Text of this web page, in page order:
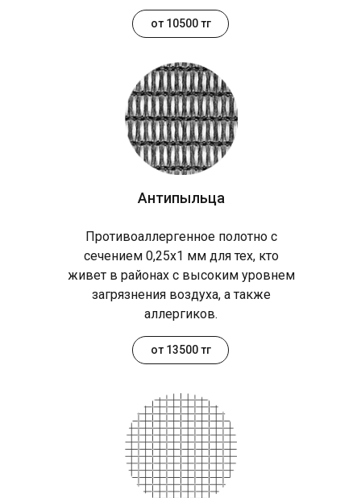
Антипыльца
Противоаллергенное полотно с
сечением 0,25х1 мм для тех, кто
живет в районах с высоким уровнем
загрязнения воздуха, а также
аллергиков.
от 13500 тг
от 10500 тг